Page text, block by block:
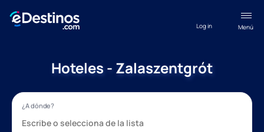
Menú
Log in
Hoteles - Zalaszentgrót